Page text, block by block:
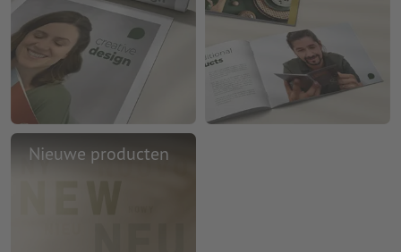
Nieuwe producten